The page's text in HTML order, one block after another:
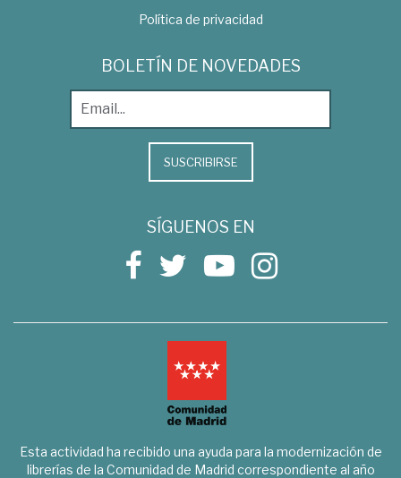
Política de privacidad
BOLETÍN DE NOVEDADES
SUSCRIBIRSE
SÍGUENOS EN
Esta actividad ha recibido una ayuda para la modernización de
librerías de la Comunidad de Madrid correspondiente al año